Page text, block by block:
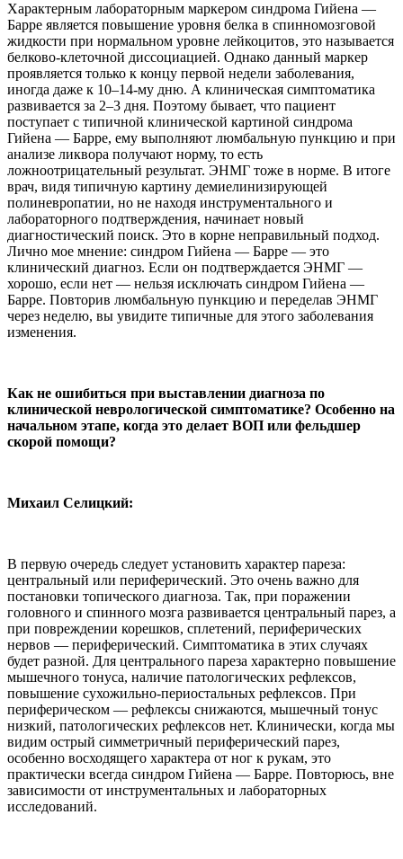
Характерным лабораторным маркером синдрома Гийена —
Барре является повышение уровня белка в спинномозговой
жидкости при нормальном уровне лейкоцитов, это называется
белково-клеточной диссоциацией. Однако данный маркер
проявляется только к концу первой недели заболевания,
иногда даже к 10–14-му дню. А клиническая симптоматика
развивается за 2–3 дня. Поэтому бывает, что пациент
поступает с типичной клинической картиной синдрома
Гийена — Барре, ему выполняют люмбальную пункцию и при
анализе ликвора получают норму, то есть
ложноотрицательный результат. ЭНМГ тоже в норме. В итоге
врач, видя типичную картину демиелинизирующей
полиневропатии, но не находя инструментального и
лабораторного подтверждения, начинает новый
диагностический поиск. Это в корне неправильный подход.
Лично мое мнение: синдром Гийена — Барре — это
клинический диагноз. Если он подтверждается ЭНМГ —
хорошо, если нет — нельзя исключать синдром Гийена —
Барре. Повторив люмбальную пункцию и переделав ЭНМГ
через неделю, вы увидите типичные для этого заболевания
изменения.
Как не ошибиться при выставлении диагноза по
клинической неврологической симптоматике? Особенно на
начальном этапе, когда это делает ВОП или фельдшер
скорой помощи?
Михаил Селицкий:
В первую очередь следует установить характер пареза:
центральный или периферический. Это очень важно для
постановки топического диагноза. Так, при поражении
головного и спинного мозга развивается центральный парез, а
при повреждении корешков, сплетений, периферических
нервов — периферический. Симптоматика в этих случаях
будет разной. Для центрального пареза характерно повышение
мышечного тонуса, наличие патологических рефлексов,
повышение сухожильно-периостальных рефлексов. При
периферическом — рефлексы снижаются, мышечный тонус
низкий, патологических рефлексов нет. Клинически, когда мы
видим острый симметричный периферический парез,
особенно восходящего характера от ног к рукам, это
практически всегда синдром Гийена — Барре. Повторюсь, вне
зависимости от инструментальных и лабораторных
исследований.